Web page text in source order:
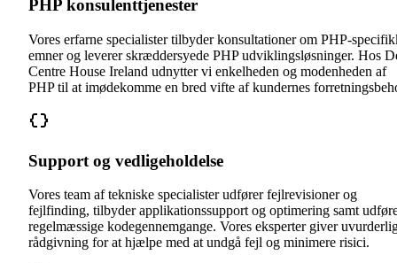
PHP konsulenttjenester
Vores erfarne specialister tilbyder konsultationer om PHP-
emner og leverer skræddersyede PHP udviklingsløsninger. Hos
Centre House Ireland udnytter vi enkelheden og modenheden af
PHP til at imødekomme en bred vifte af kundernes
Support og vedligeholdelse
Vores team af tekniske specialister udfører fejlrevisioner og
fejlfinding, tilbyder applikationssupport og optimering samt
regelmæssige kodegennemgange. Vores eksperter giver
rådgivning for at hjælpe med at undgå fejl og minimere risici.